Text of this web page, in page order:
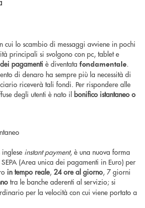
cui lo scambio di messaggi avviene in pochi
principali si svolgono con pc, tablet e
pagamentiè diventata fondamentale.
di denaro ha sempre più la necessità di
riceverà tali fondi. Per rispondere alle
degli utenti è nato il bonifico istantaneo o
instant payment, è una nuova forma
(Area unica dei pagamenti in Euro) per
in tempo reale, 24 ore al giorno, 7 giorni
tra le banche aderenti al servizio; si
per la velocità con cui viene portato a